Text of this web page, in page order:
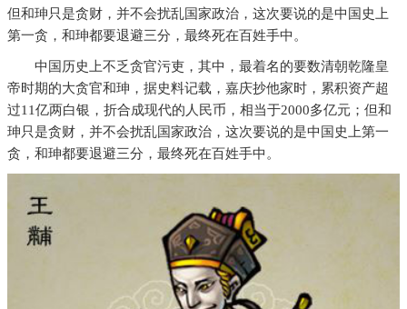
但和珅只是贪财，并不会扰乱国家政治，这次要说的是中国史上
第一贪，和珅都要退避三分，最终死在百姓手中。
中国历史上不乏贪官污吏，其中，最着名的要数清朝乾隆皇
帝时期的大贪官和珅，据史料记载，嘉庆抄他家时，累积资产超
过11亿两白银，折合成现代的人民币，相当于2000多亿元；但和
珅只是贪财，并不会扰乱国家政治，这次要说的是中国史上第一
贪，和珅都要退避三分，最终死在百姓手中。